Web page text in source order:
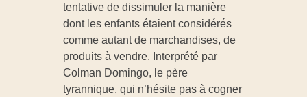
q
u
tentative de dissimuler la manière
dont les enfants étaient considérés
comme autant de marchandises, de
produits à vendre. Interprété par
Colman Domingo, le père
tyrannique, qui n’hésite pas à cogner